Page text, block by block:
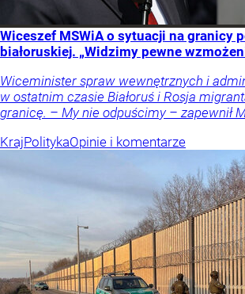
Wiceszef MSWiA o sytuacji na granicy
białoruskiej. „Widzimy pewne
Wiceminister spraw wewnętrznych i
w ostatnim czasie Białoruś i Rosja
granicę. – My nie odpuścimy – zapewnił
KrajPolitykaOpinie i komentarze